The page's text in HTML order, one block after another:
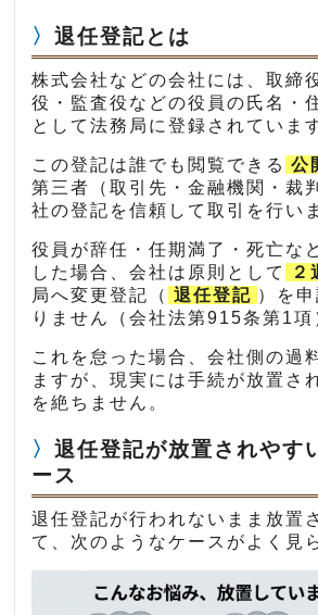
退任登記とは
株式会社などの会社には、取締
役・監査役などの役員の氏名・
として法務局に登録されていま
この登記は誰でも閲覧できる 公
第三者（取引先・金融機関・裁
社の登記を信頼して取引を行い
役員が辞任・任期満了・死亡な
した場合、会社は原則として
２
局へ変更登記（ 退任登記 ）を
りません（会社法第915条第1項
これを怠った場合、会社側の過
ますが、現実には手続が放置さ
を絶ちません。
退任登記が放置されやす
ース
退任登記が行われないまま放置
て、次のようなケースがよく見